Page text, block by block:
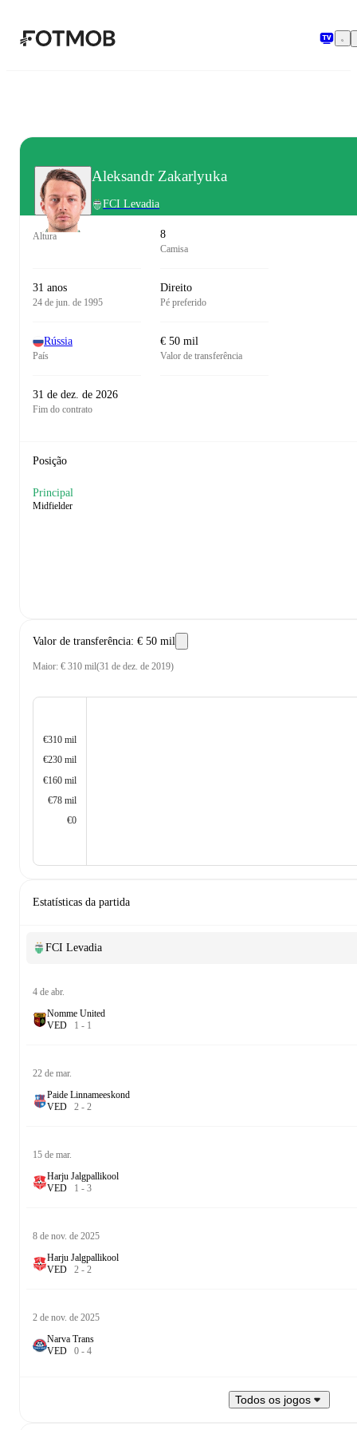
Aleksandr Zakarlyuka
FCI Levadia
Altura 8
Camisa
31 anos
24 de jun. de 1995
Direito
Pé preferido
Rússia
País
€ 50 mil
Valor de transferência
31 de dez. de 2026
Fim do contrato
Posição
Principal
Midfielder
Valor de transferência: € 50 mil
Maior: € 310 mil(31 de dez. de 2019)
€310 mil
€230 mil
€160 mil
€78 mil
€0
Estatísticas da partida
FCI Levadia
4 de abr.
Nomme United
VED 1 - 1
22 de mar.
Paide Linnameeskond
VED 2 - 2
15 de mar.
Harju Jalgpallikool
VED 1 - 3
8 de nov. de 2025
Harju Jalgpallikool
VED 2 - 2
2 de nov. de 2025
Narva Trans
VED 0 - 4
Todos os jogos